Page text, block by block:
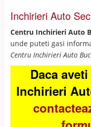
Inchirieri Auto
Centru Inchirieri Auto
unde puteti gasi
Centru Inchirieri Auto
Daca
Inchirieri